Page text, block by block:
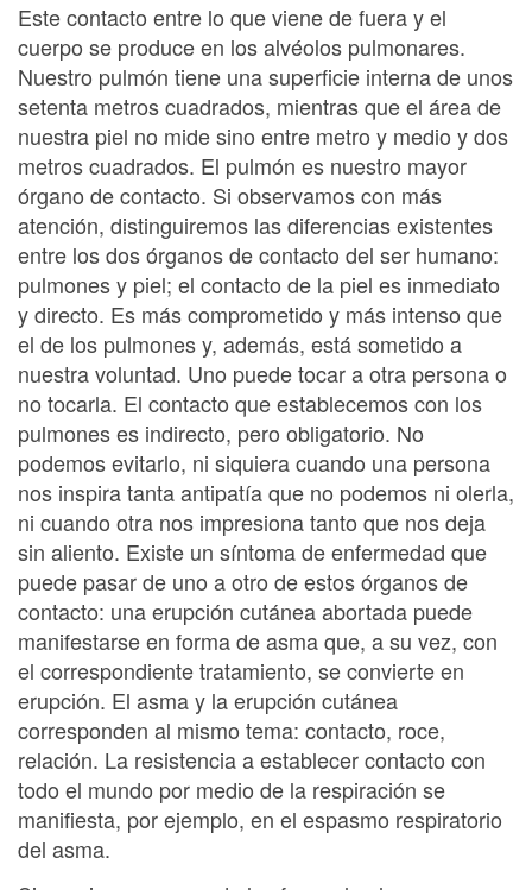
Este contacto entre lo que viene de fuera y el
cuerpo se produce en los alvéolos pulmonares.
Nuestro pulmón tiene una superficie interna de unos
setenta metros cuadrados, mientras que el área de
nuestra piel no mide sino entre metro y medio y dos
metros cuadrados. El pulmón es nuestro mayor
órgano de contacto. Si observamos con más
atención, distinguiremos las diferencias existentes
entre los dos órganos de contacto del ser humano:
pulmones y piel; el contacto de la piel es inmediato
y directo. Es más comprometido y más intenso que
el de los pulmones y, además, está sometido a
nuestra voluntad. Uno puede tocar a otra persona o
no tocarla. El contacto que establecemos con los
pulmones es indirecto, pero obligatorio. No
podemos evitarlo, ni siquiera cuando una persona
nos inspira tanta antipatía que no podemos ni olerla,
ni cuando otra nos impresiona tanto que nos deja
sin aliento. Existe un síntoma de enfermedad que
puede pasar de uno a otro de estos órganos de
contacto: una erupción cutánea abortada puede
manifestarse en forma de asma que, a su vez, con
el correspondiente tratamiento, se convierte en
erupción. El asma y la erupción cutánea
corresponden al mismo tema: contacto, roce,
relación. La resistencia a establecer contacto con
todo el mundo por medio de la respiración se
manifiesta, por ejemplo, en el espasmo respiratorio
del asma.